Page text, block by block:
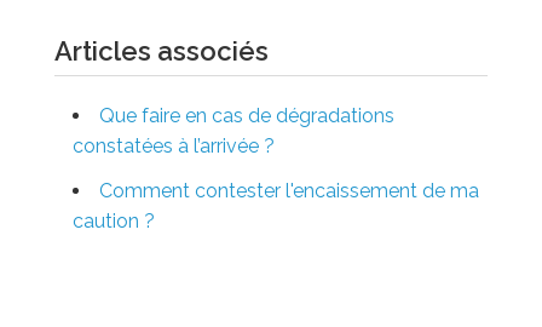
Articles associés
Que faire en cas de dégradations
constatées à l’arrivée ?
Comment contester l'encaissement de ma
caution ?